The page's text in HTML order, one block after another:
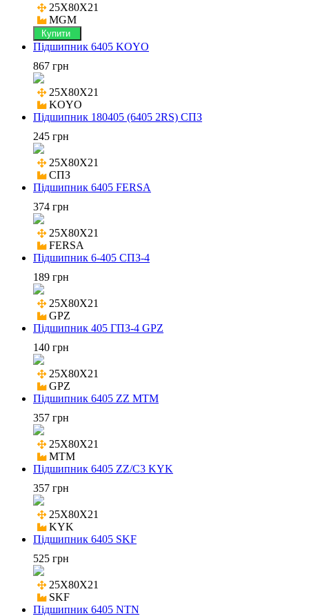
25X80X21
MGM
Купити
Підшипник 6405 KOYO
867 грн
25X80X21
KOYO
Підшипник 180405 (6405 2RS) СПЗ
245 грн
25X80X21
СПЗ
Підшипник 6405 FERSA
374 грн
25X80X21
FERSA
Підшипник 6-405 СПЗ-4
189 грн
25X80X21
GPZ
Підшипник 405 ГПЗ-4 GPZ
140 грн
25X80X21
GPZ
Підшипник 6405 ZZ MTM
357 грн
25X80X21
MTM
Підшипник 6405 ZZ/C3 KYK
357 грн
25X80X21
KYK
Підшипник 6405 SKF
525 грн
25X80X21
SKF
Підшипник 6405 NTN